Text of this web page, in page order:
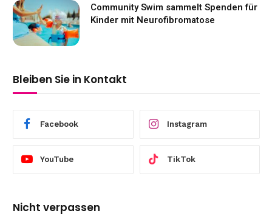
Community Swim sammelt Spenden für
Kinder mit Neurofibromatose
Bleiben Sie in Kontakt
Facebook Instagram
YouTube TikTok
Nicht verpassen